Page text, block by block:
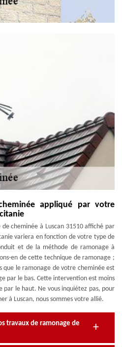
appliqué par votre
cheminée à Luscan 31510 affiché par
variera en fonction de votre type de
et de la méthode de ramonage à
en de cette technique de ramonage ;
le ramonage de votre cheminée est
par le bas. Cette intervention est moins
le haut. Ne vous inquiétez pas, pour
à Luscan, nous sommes votre allié.
travaux de ramonage de